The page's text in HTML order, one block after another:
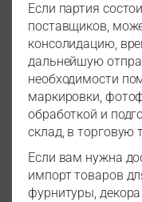
Если партия
поставщиков,
консолидацию,
дальнейшую
необходимости
маркировки,
обработкой и
склад, в торговую
Если вам нужна
импорт товаров
фурнитуры,